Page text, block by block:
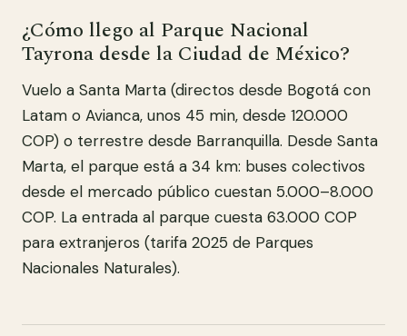
¿Cómo llego al Parque Nacional
Tayrona desde la Ciudad de México?
Vuelo a Santa Marta (directos desde Bogotá con
Latam o Avianca, unos 45 min, desde 120.000
COP) o terrestre desde Barranquilla. Desde Santa
Marta, el parque está a 34 km: buses colectivos
desde el mercado público cuestan 5.000–8.000
COP. La entrada al parque cuesta 63.000 COP
para extranjeros (tarifa 2025 de Parques
Nacionales Naturales).